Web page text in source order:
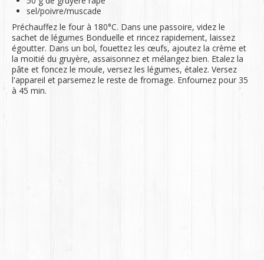
sel/poivre/muscade
Préchauffez le four à 180°C. Dans une passoire, videz le
sachet de légumes Bonduelle et rincez rapidement, laissez
égoutter. Dans un bol, fouettez les œufs, ajoutez la crème et
la moitié du gruyère, assaisonnez et mélangez bien. Etalez la
pâte et foncez le moule, versez les légumes, étalez. Versez
l'appareil et parsemez le reste de fromage. Enfournez pour 35
à 45 min.